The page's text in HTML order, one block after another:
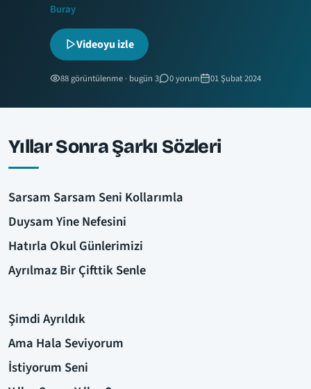
Buray
Videoyu izle
88 görüntülenme · bugün 3 0 yorum 01 Şubat 2024
Yıllar Sonra Şarkı Sözleri
Sarsam Sarsam Seni Kollarımla
Duysam Yine Nefesini
Hatırla Okul Günlerimizi
Ayrılmaz Bir Çifttik Senle
Şimdi Ayrıldık
Ama Hala Seviyorum
İstiyorum Seni